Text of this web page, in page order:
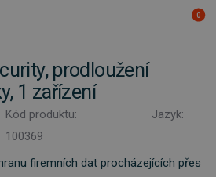
0
prodloužení
1 zařízení
Kód produktu:
100369
Jazyk:
firemních dat procházejících přes